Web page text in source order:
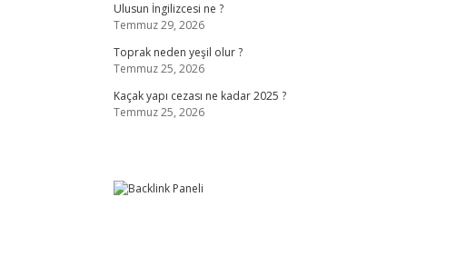
Ulusun İngilizcesi ne ?
Temmuz 29, 2026
Toprak neden yeşil olur ?
Temmuz 25, 2026
Kaçak yapı cezası ne kadar 2025 ?
Temmuz 25, 2026